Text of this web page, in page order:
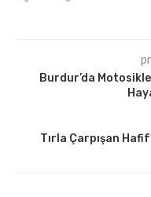
Burdur’da
Tırla Çarpışan